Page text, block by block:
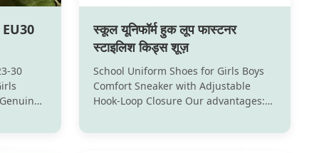
EU30
30
स्कूल यूनिफॉर्म हुक लूप फास्टनर
स्टाइलिश किड्स शूज़
School Uniform Shoes for Girls Boys
Comfort Sneaker with Adjustable
Hook-Loop Closure Our advantages:
shoes with real leather ,comfortable